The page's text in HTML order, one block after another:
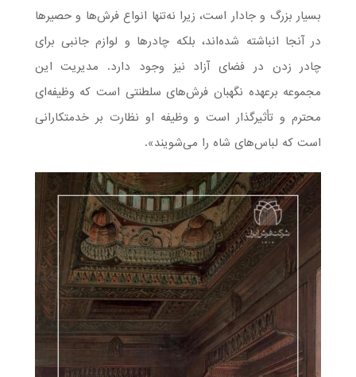
بسیار بزرگ و جادار است، زیرا نه‌تنها انواع فرش‌ها و حصیرها
در آنجا انباشته شده‌اند، بلکه چادرها و لوازم جانبی برای
چادر زدن در فضای آزاد نیز وجود دارد. مدیریت این
مجموعه برعهده نگهبان فرش‌های سلطنتی است که وظیفه‌ای
محترم و تأثیرگذار است و وظیفه او نظارت بر خدمتکارانی
است که لباس‌های شاه را می‌شویند».